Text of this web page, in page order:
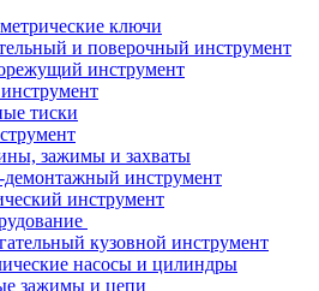
ключи
и поверочный инструмент
инструмент
тиски
зажимы и захваты
инструмент
инструмент
кузовной инструмент
насосы и цилиндры
зажимы и цепи